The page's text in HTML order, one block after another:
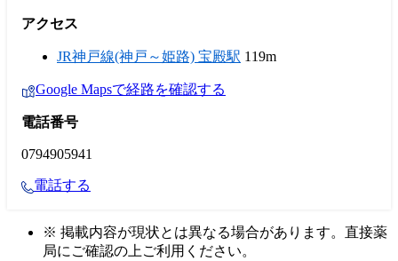
アクセス
JR神戸線(神戸～姫路) 宝殿駅 119m
Google Mapsで経路を確認する
電話番号
0794905941
電話する
※ 掲載内容が現状とは異なる場合があります。直接薬
局にご確認の上ご利用ください。